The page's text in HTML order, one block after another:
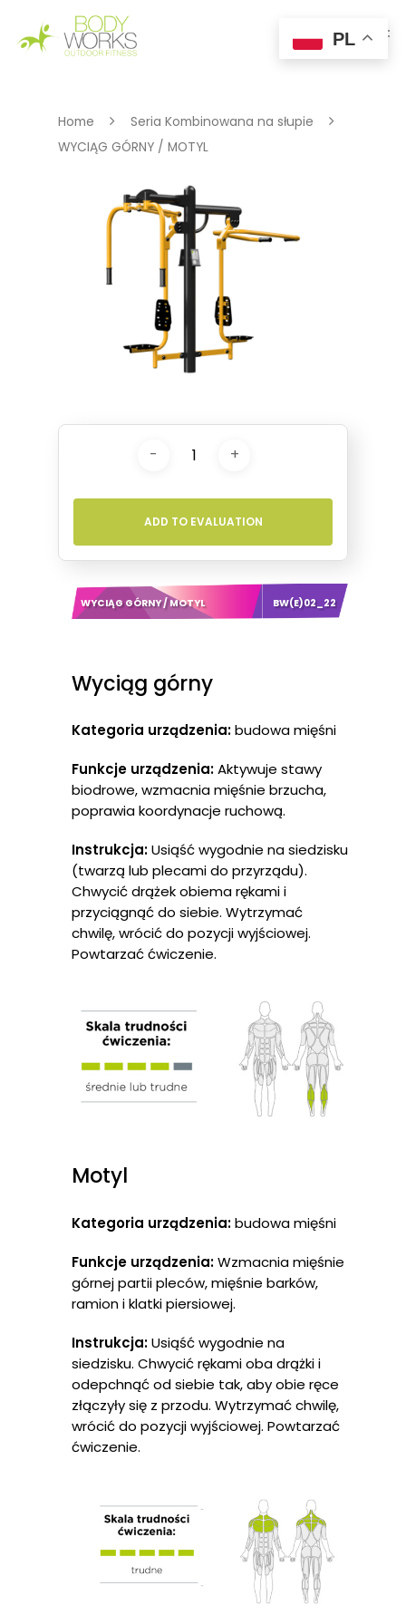
Hit enter to search or ESC to close
Home
Seria Kombinowana na słupie
WYCIĄG GÓRNY / MOTYL
ADD TO EVALUATION
WYCIĄG GÓRNY / MOTYL BW(E)02_22
Wyciąg górny
Kategoria urządzenia:budowa mięśni
Funkcje urządzenia:Aktywuje stawy
biodrowe, wzmacnia mięśnie brzucha,
poprawia koordynacje ruchową.
Instrukcja:Usiąść wygodnie na siedzisku
(twarzą lub plecami do przyrządu).
Chwycić drążek obiema rękami i
przyciągnąć do siebie. Wytrzymać
chwilę, wrócić do pozycji wyjściowej.
Powtarzać ćwiczenie.
Motyl
Kategoria urządzenia:budowa mięśni
Funkcje urządzenia:Wzmacnia mięśnie
górnej partii pleców, mięśnie barków,
ramion i klatki piersiowej.
Instrukcja:Usiąść wygodnie na
siedzisku. Chwycić rękami oba drążki i
odepchnąć od siebie tak, aby obie ręce
złączyły się z przodu. Wytrzymać chwilę,
wrócić do pozycji wyjściowej. Powtarzać
ćwiczenie.
PL
Strona
O Nas